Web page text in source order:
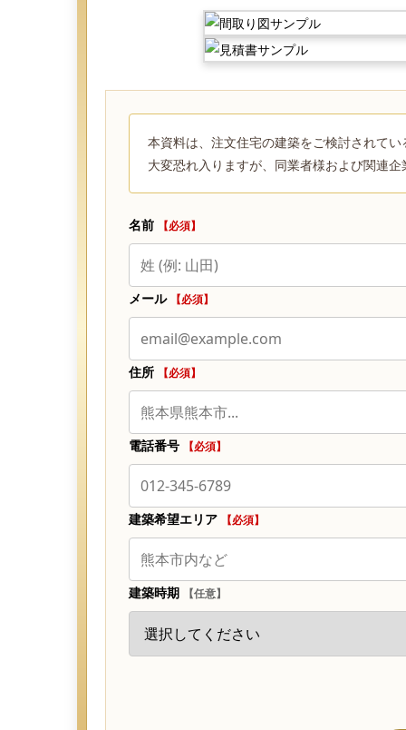
本資料は、注文住宅の建築をご検討されて
大変恐れ入りますが、同業者様および関連
名前 【必須】
メール 【必須】
住所 【必須】
電話番号 【必須】
建築希望エリア 【必須】
建築時期 【任意】